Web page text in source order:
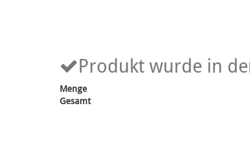
Produkt wurde in
Menge
Gesamt